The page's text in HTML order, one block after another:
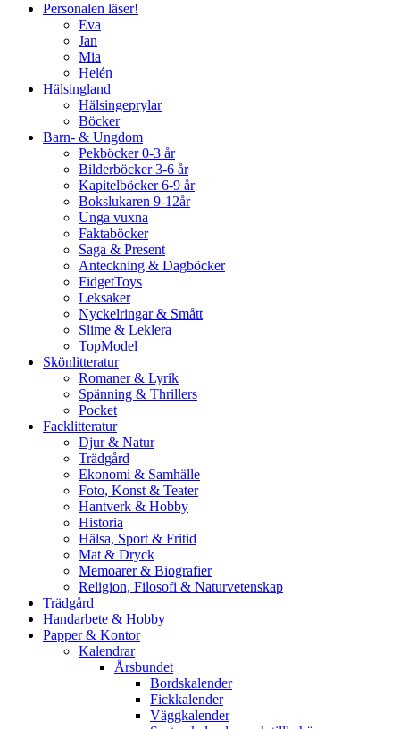
Personalen läser!
Eva
Jan
Mia
Helén
Hälsingland
Hälsingeprylar
Böcker
Barn- & Ungdom
Pekböcker 0-3 år
Bilderböcker 3-6 år
Kapitelböcker 6-9 år
Bokslukaren 9-12år
Unga vuxna
Faktaböcker
Saga & Present
Anteckning & Dagböcker
FidgetToys
Leksaker
Nyckelringar & Smått
Slime & Leklera
TopModel
Skönlitteratur
Romaner & Lyrik
Spänning & Thrillers
Pocket
Facklitteratur
Djur & Natur
Trädgård
Ekonomi & Samhälle
Foto, Konst & Teater
Hantverk & Hobby
Historia
Hälsa, Sport & Fritid
Mat & Dryck
Memoarer & Biografier
Religion, Filosofi & Naturvetenskap
Trädgård
Handarbete & Hobby
Papper & Kontor
Kalendrar
Årsbundet
Bordskalender
Fickkalender
Väggkalender